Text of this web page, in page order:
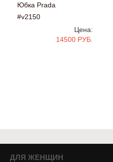
Юбка Prada
#v2150
Цена:
14500 РУБ.
ДЛЯ ЖЕНЩИН